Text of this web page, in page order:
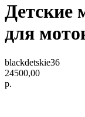
Детские
для
blackdetskie36
24500,00
р.